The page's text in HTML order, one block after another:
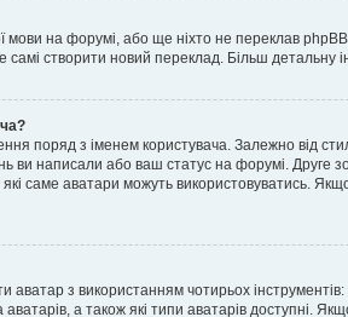
мови на форумі, або ще ніхто не переклав
створити новий переклад. Більш
поряд з іменем користувача. Залежно від
ви написали або ваш статус на форумі.
саме аватари можуть використовуватись.
аватар з використанням чотирьох
а також які типи аватарів доступні.